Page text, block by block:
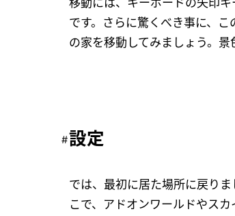
移動には、キーボードの矢印
です。さらに驚くべき事に、
の家を移動してみましょう。
設定
では、最初に居た場所に戻り
こで、アドオンワールドやス